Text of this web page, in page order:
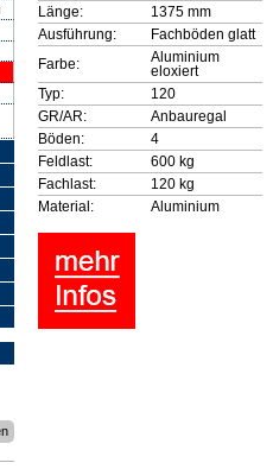
Länge:
1375 mm
Ausführung:
Fachböden glatt
Farbe:
Aluminium
eloxiert
Typ:
120
GR/AR:
Anbauregal
Böden:
4
Feldlast:
600 kg
Fachlast:
120 kg
Material:
Aluminium